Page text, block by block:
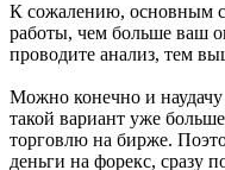
К сожалению, основным
работы, чем больше ваш
проводите анализ, тем
Можно конечно и наудачу
такой вариант уже
торговлю на бирже.
деньги на форекс, сразу